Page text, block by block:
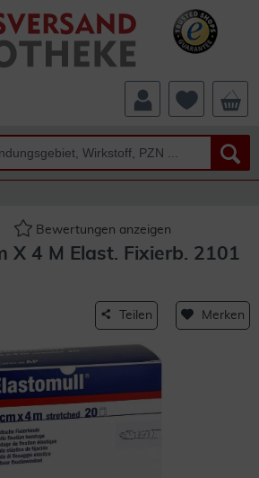
Bewertungen anzeigen
X 4 M Elast. Fixierb. 2101
Teilen Merken